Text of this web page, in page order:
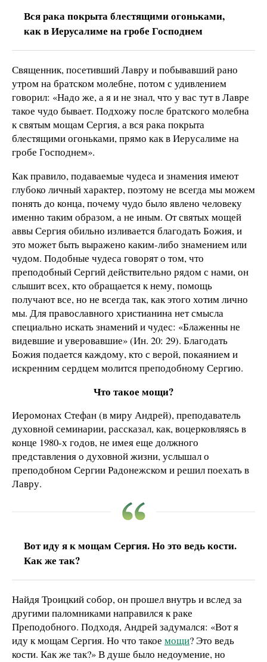
Вся рака покрыта блестящими огоньками,
как в Иерусалиме на гробе Господнем
Священник, посетивший Лавру и побывавший рано
утром на братском молебне, потом с удивлением
говорил: «Надо же, а я и не знал, что у вас тут в Лавре
такое чудо бывает. Подхожу после братского молебна
к святым мощам Сергия, а вся рака покрыта
блестящими огоньками, прямо как в Иерусалиме на
гробе Господнем».
Как правило, подаваемые чудеса и знамения имеют
глубоко личный характер, поэтому не всегда мы можем
понять до конца, почему чудо было явлено человеку
именно таким образом, а не иным. От святых мощей
аввы Сергия обильно изливается благодать Божия, и
это может быть выражено каким-либо знамением или
чудом. Подобные чудеса говорят о том, что
преподобный Сергий действительно рядом с нами, он
слышит всех, кто обращается к нему, помощь
получают все, но не всегда так, как этого хотим лично
мы. Для православного христианина нет смысла
специально искать знамений и чудес: «Блаженны не
видевшие и уверовавшие» (Ин. 20: 29). Благодать
Божия подается каждому, кто с верой, покаянием и
искренним сердцем молится преподобному Сергию.
Что такое мощи?
Иеромонах Стефан (в миру Андрей), преподаватель
духовной семинарии, рассказал, как, воцерковляясь в
конце 1980-х годов, не имея еще должного
представления о духовной жизни, услышал о
преподобном Сергии Радонежском и решил поехать в
Лавру.
Вот иду я к мощам Сергия. Но это ведь кости.
Как же так?
Найдя Троицкий собор, он прошел внутрь и вслед за
другими паломниками направился к раке
Преподобного. Подходя, Андрей задумался: «Вот я
иду к мощам Сергия. Но что такое мощи? Это ведь
кости. Как же так?» В душе было недоумение, но